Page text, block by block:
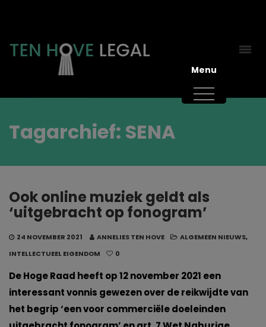
Tagarchief: SENA
Ook online muziek geldt als
‘uitgebracht op fonogram’
24 NOVEMBER 2021 ANNELIES TEN HOVE ALGEMEEN NIEUWS,
INTELLECTUEEL EIGENDOM
0
De Hoge Raad heeft op 12 november 2021 een
interessant vonnis gewezen over de reikwijdte van
het begrip ‘een voor commerciële doeleinden
Menu